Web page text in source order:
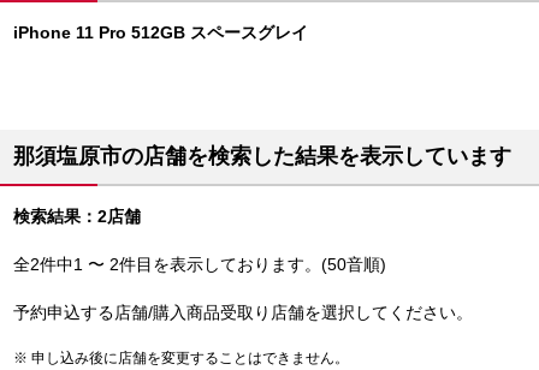
iPhone 11 Pro 512GB スペースグレイ
那須塩原市の店舗を検索した結果を表示しています
検索結果：2店舗
全2件中1 〜 2件目を表示しております。(50音順)
予約申込する店舗/購入商品受取り店舗を選択してください。
申し込み後に店舗を変更することはできません。